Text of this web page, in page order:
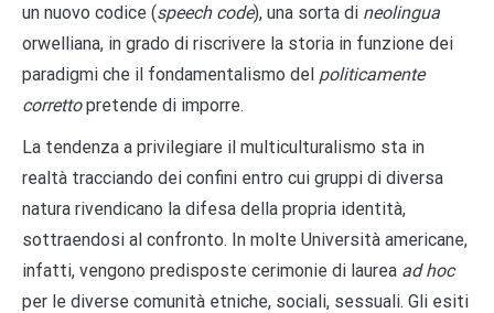
un nuovo codice (speech code), una sorta di neolingua
orwelliana, in grado di riscrivere la storia in funzione dei
paradigmi che il fondamentalismo del politicamente
correttopretende di imporre.
La tendenza a privilegiare il multiculturalismo sta in
realtà tracciando dei confini entro cui gruppi di diversa
natura rivendicano la difesa della propria identità,
sottraendosi al confronto. In molte Università americane,
infatti, vengono predisposte cerimonie di laurea ad hoc
per le diverse comunità etniche, sociali, sessuali. Gli esiti